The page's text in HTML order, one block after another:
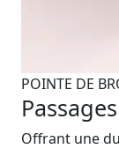
POINTE DE
Offrant une